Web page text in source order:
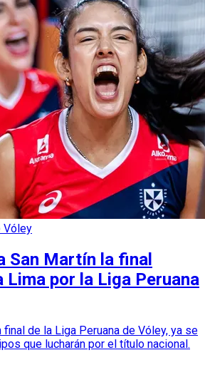
Vóley
San Martín la final
Lima por la Liga Peruana
de la Liga Peruana de Vóley, ya se
que lucharán por el título nacional.